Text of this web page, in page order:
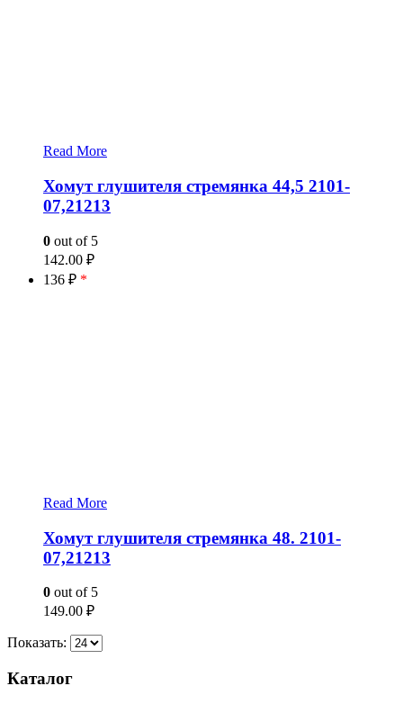
Read More
Хомут глушителя стремянка 44,5 2101-
07,21213
0 out of 5
142.00 ₽
136 ₽ *
Read More
Хомут глушителя стремянка 48. 2101-
07,21213
0 out of 5
149.00 ₽
Показать:
Каталог